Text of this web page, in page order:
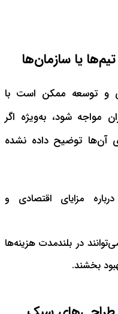
و توسعه ممکن است با
مواجه شود، به‌ویژه اگر
آن‌ها توضیح داده نشده
مزایای اقتصادی و
در بلندمدت هزینه‌ها
بخشند.